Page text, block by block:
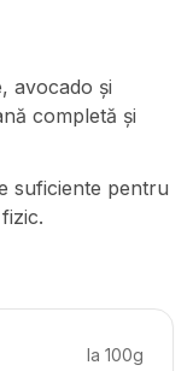
avocado și
completă și
suficiente pentru
la 100g